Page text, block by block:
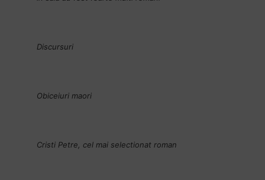
Discursuri
Obiceiuri maori
Cristi Petre, cel mai selectionat roman